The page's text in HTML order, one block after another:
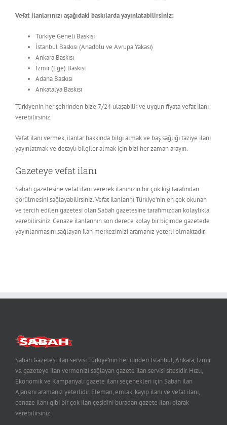
Vefat ilanlarınızı aşağıdaki baskılarda yayınlatabilirsiniz:
Türkiye Geneli Baskısı
İstanbul Baskısı (Anadolu ve Avrupa Yakası)
Ankara Baskısı
İzmir (Ege) Baskısı
Adana Baskısı
Ankatalya Baskısı
Türkiyenin her şehrinden bize 7/24 ulaşabilir ve uygun fiyata vefat ilanı
verebilirsiniz.
Vefat ilanı vermek, ilanlar hakkında bilgi almak ve baş sağlığı taziye ilanı
yayınlatmak ve detaylı bilgiler almak için bizi her zaman arayın.
Gazeteye vefat ilanı
Sabah gazetesine vefat ilanı vererek ilanınızın bir çok kişi tarafından
görülmesini sağlayabilirsiniz. Vefat ilanlarını Türkiye’nin en çok okunan
ve tercih edilen gazetesi olan Sabah gazetesine tarafımızdan kolaylıkla
verebilirsiniz. Cenaze ilanlarının son derece kolay bir biçimde gazetede
yayınlanmasını sağlayan ilan merkezimizi aramanız yeterli olmaktadır.
Sabah Gazetesi ilan servisi Türkiye'nin her ilinden İstanbul, Ankara, İzmir
vs. gazeteye ilan vermenizi sağlayan gazete ilan servisi sitesidir. Hızlı,
Ekonomik ve Kampanyalı gazete ilanı seçenekleri için Sabah ilan
Ajansını aramanız yeterlidir. Eleman, emlak, kayıp ilanı ve vefat ilanı,
cenaze ilanı gibi bir çok ilan çeşidini buradan gazete ilanı olarak
verebilirsiniz.